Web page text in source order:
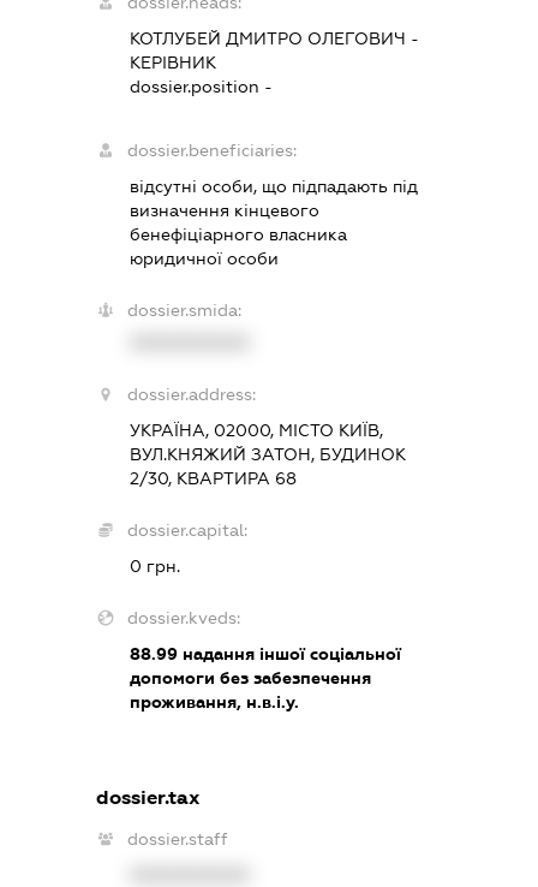
КОТЛУБЕЙ ДМИТРО ОЛЕГОВИЧ -
КЕРІВНИК
dossier.position -
dossier.beneficiaries:
відсутні особи, що підпадають під
визначення кінцевого
бенефіціарного власника
юридичної особи
dossier.smida:
dossier.address:
УКРАЇНА, 02000, МІСТО КИЇВ,
ВУЛ.КНЯЖИЙ ЗАТОН, БУДИНОК
2/30, КВАРТИРА 68
dossier.capital:
0 грн.
dossier.kveds:
88.99надання іншої соціальної
допомоги без забезпечення
проживання, н.в.і.у.
dossier.tax
dossier.staff